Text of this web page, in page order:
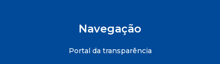
Navegação
Portal da transparência